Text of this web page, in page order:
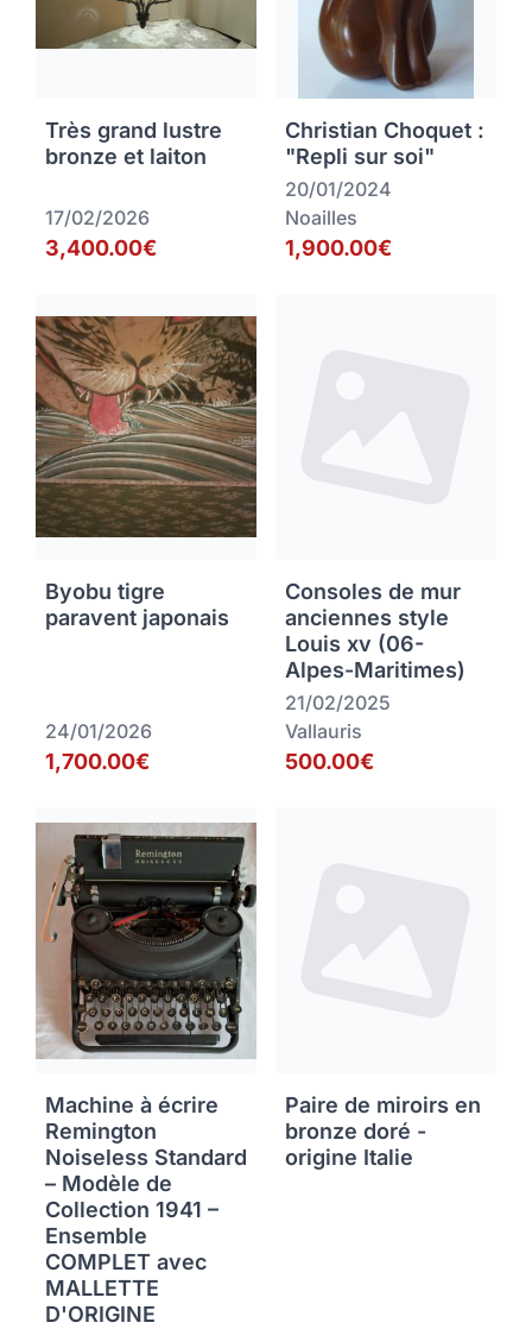
Très grand lustre
bronze et laiton
17/02/2026
3,400.00€
Christian Choquet :
"Repli sur soi"
20/01/2024
Noailles
1,900.00€
Byobu tigre
paravent japonais
24/01/2026
1,700.00€
Consoles de mur
anciennes style
Louis xv (06-
Alpes-Maritimes)
21/02/2025
Vallauris
500.00€
Machine à écrire
Remington
Noiseless Standard
– Modèle de
Collection 1941 –
Ensemble
COMPLET avec
MALLETTE
D'ORIGINE
Paire de miroirs en
bronze doré -
origine Italie